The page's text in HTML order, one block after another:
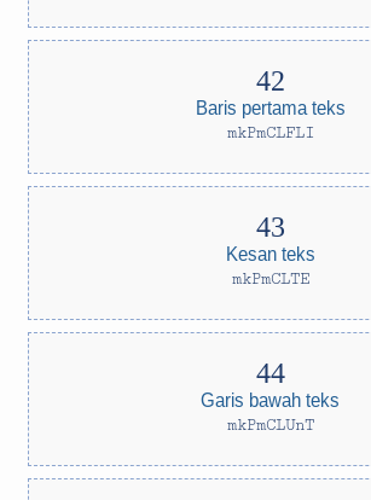
Baris pertama teks
mkPmCLFLI
Kesan teks
mkPmCLTE
Garis bawah teks
mkPmCLUnT